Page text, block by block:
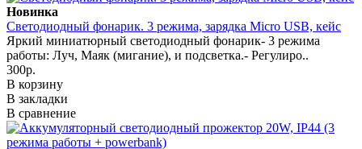
Новинка
Светодиодный фонарик. 3 режима, зарядка Micro USB, кейс
Яркий миниатюрный светодиодный фонарик- 3 режима
работы: Луч, Маяк (мигание), и подсветка.- Регулиро..
300р.
В корзину
В закладки
В сравнение